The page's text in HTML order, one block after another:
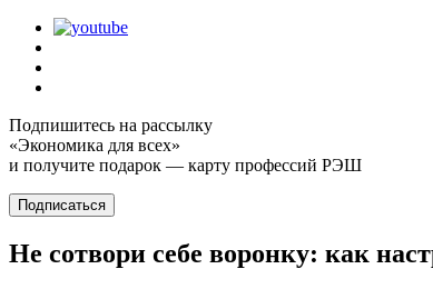
Подпишитесь на рассылку
«Экономика для всех»
и получите подарок — карту профессий РЭШ
Подписаться
Не сотвори себе воронку: как